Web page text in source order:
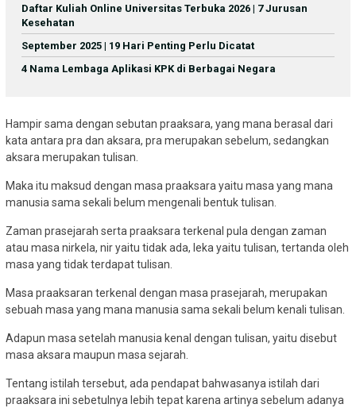
Daftar Kuliah Online Universitas Terbuka 2026 | 7 Jurusan
Kesehatan
September 2025 | 19 Hari Penting Perlu Dicatat
4 Nama Lembaga Aplikasi KPK di Berbagai Negara
Hampir sama dengan sebutan praaksara, yang mana berasal dari
kata antara pra dan aksara, pra merupakan sebelum, sedangkan
aksara merupakan tulisan.
Maka itu maksud dengan masa praaksara yaitu masa yang mana
manusia sama sekali belum mengenali bentuk tulisan.
Zaman prasejarah serta praaksara terkenal pula dengan zaman
atau masa nirkela, nir yaitu tidak ada, leka yaitu tulisan, tertanda oleh
masa yang tidak terdapat tulisan.
Masa praaksaran terkenal dengan masa prasejarah, merupakan
sebuah masa yang mana manusia sama sekali belum kenali tulisan.
Adapun masa setelah manusia kenal dengan tulisan, yaitu disebut
masa aksara maupun masa sejarah.
Tentang istilah tersebut, ada pendapat bahwasanya istilah dari
praaksara ini sebetulnya lebih tepat karena artinya sebelum adanya